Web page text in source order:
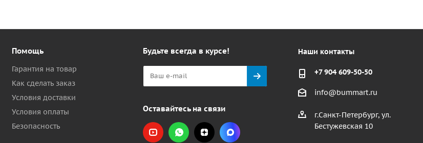
Помощь
Гарантия на товар
Как сделать заказ
Условия доставки
Условия оплаты
Безопасность
Будьте всегда в курсе!
Оставайтесь на связи
Наши контакты
+7 904 609-50-50
info@bummart.ru
г.Санкт-Петербург, ул.
Бестужевская 10